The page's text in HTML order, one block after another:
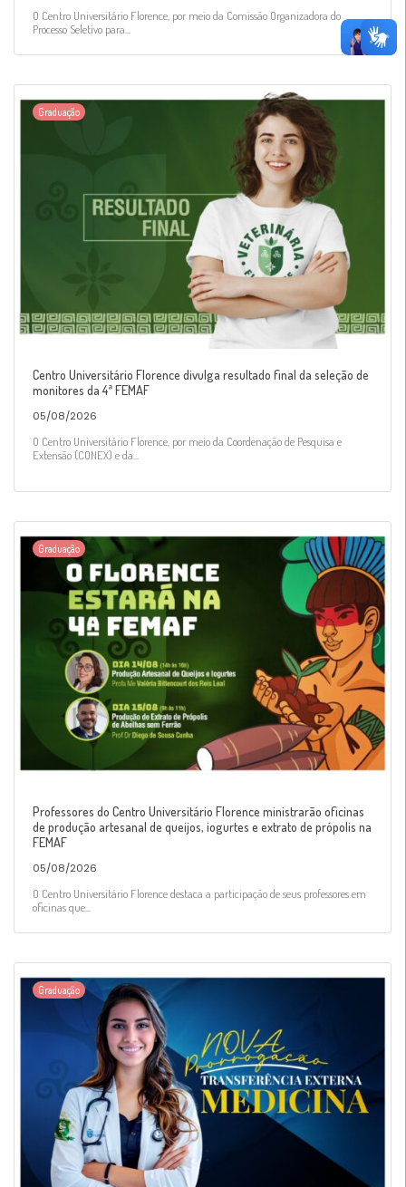
O Centro Universitário Florence, por meio da Comissão Organizadora do
Processo Seletivo para...
Graduação
Centro Universitário Florence divulga resultado final da seleção de
monitores da 4ª FEMAF
05/08/2026
O Centro Universitário Florence, por meio da Coordenação de Pesquisa e
Extensão (CONEX) e da...
Graduação
Professores do Centro Universitário Florence ministrarão oficinas
de produção artesanal de queijos, iogurtes e extrato de própolis na
FEMAF
05/08/2026
O Centro Universitário Florence destaca a participação de seus professores em
oficinas que...
Graduação